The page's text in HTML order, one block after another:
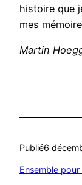
histoire que
mes
Martin
Publié6
Ensemble pour